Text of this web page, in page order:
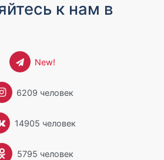
к нам в
New!
6209 человек
14905 человек
5795 человек